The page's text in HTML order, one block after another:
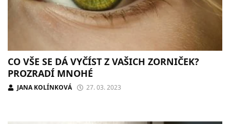
CO VŠE SE DÁ VYČÍST Z VAŠICH ZORNIČEK?
PROZRADÍ MNOHÉ
JANA KOLÍNKOVÁ 27. 03. 2023